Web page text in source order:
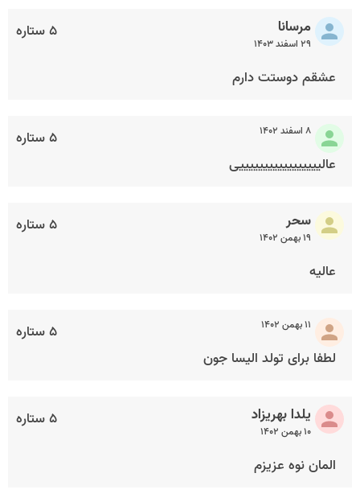
۵ ستاره مرسانا
۲۹ اسفند ۱۴۰۳
عشقم دوستت دارم
۵ ستاره ۸ اسفند ۱۴۰۲
عالیییییییییییییییییی
۵ ستاره سحر
۱۹ بهمن ۱۴۰۲
عالیه
۵ ستاره ۱۱ بهمن ۱۴۰۲
لطفا برای تولد الیسا جون
۵ ستاره یلدا بهریزاد
۱۰ بهمن ۱۴۰۲
المان نوه عزیزم